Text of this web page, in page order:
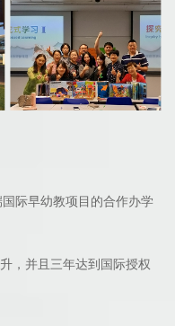
际早幼教项目的合作办学
，并且三年达到国际授权